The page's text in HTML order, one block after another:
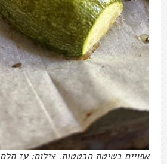
אפויים בשיטת הבטטות. צילום: עז תלם